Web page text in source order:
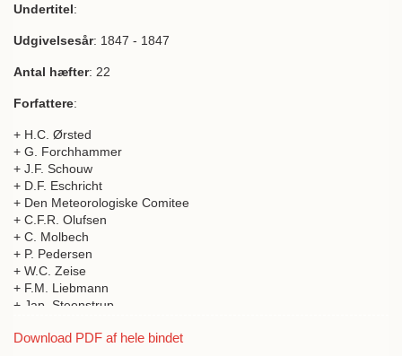
Undertitel:
Udgivelsesår: 1847 - 1847
Antal hæfter: 22
Forfattere:
+ H.C. Ørsted
+ G. Forchhammer
+ J.F. Schouw
+ D.F. Eschricht
+ Den Meteorologiske Comitee
+ C.F.R. Olufsen
+ C. Molbech
+ P. Pedersen
+ W.C. Zeise
+ F.M. Liebmann
+ Jap. Steenstrup
+ J.H. Schröter
Download PDF af hele bindet